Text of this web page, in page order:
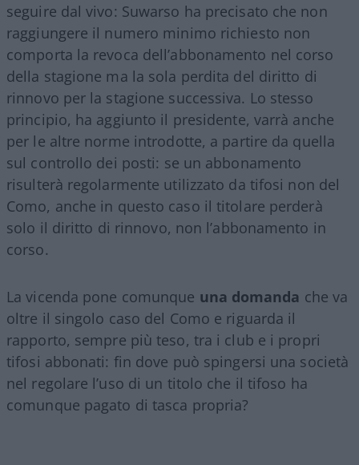
seguire dal vivo: Suwarso ha precisato che non
raggiungere il numero minimo richiesto non
comporta la revoca dell’abbonamento nel corso
della stagione ma la sola perdita del diritto di
rinnovo per la stagione successiva. Lo stesso
principio, ha aggiunto il presidente, varrà anche
per le altre norme introdotte, a partire da quella
sul controllo dei posti: se un abbonamento
risulterà regolarmente utilizzato da tifosi non del
Como, anche in questo caso il titolare perderà
solo il diritto di rinnovo, non l’abbonamento in
corso.
La vicenda pone comunque una domanda che va
oltre il singolo caso del Como e riguarda il
rapporto, sempre più teso, tra i club e i propri
tifosi abbonati: fin dove può spingersi una società
nel regolare l’uso di un titolo che il tifoso ha
comunque pagato di tasca propria?